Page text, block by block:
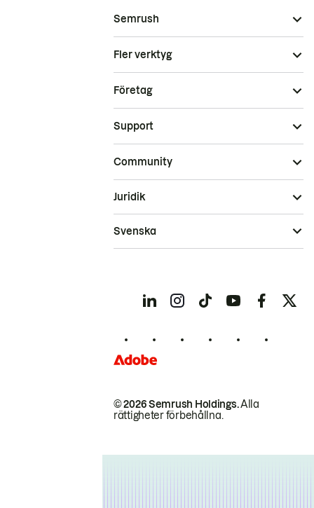
Semrush
Fler verktyg
Företag
Support
Community
© 2026 Semrush Holdings.Alla
rättigheter förbehållna.
Juridik
Svenska